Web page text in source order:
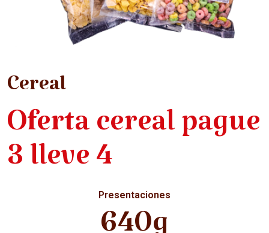
Cereal
Oferta cereal pague
3 lleve 4
Presentaciones